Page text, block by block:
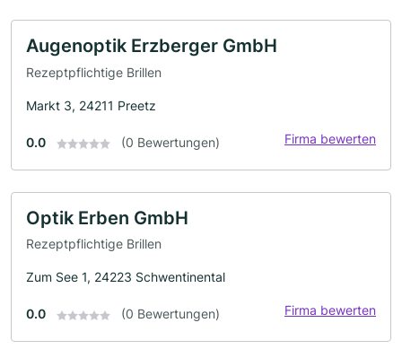
Augenoptik Erzberger GmbH
Rezeptpflichtige Brillen
Markt 3, 24211 Preetz
0.0 (0 Bewertungen) Firma bewerten
Optik Erben GmbH
Rezeptpflichtige Brillen
Zum See 1, 24223 Schwentinental
0.0 (0 Bewertungen) Firma bewerten